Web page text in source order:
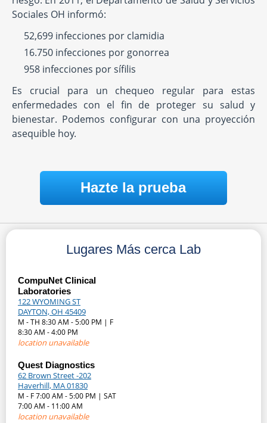
Sociales OH informó:
52,699 infecciones por clamidia
16.750 infecciones por gonorrea
958 infecciones por sífilis
Es crucial para un chequeo regular para estas
enfermedades con el fin de proteger su salud y
bienestar. Podemos configurar con una proyección
asequible hoy.
Hazte la prueba
Lugares Más cerca Lab
CompuNet Clinical
Laboratories
122 WYOMING ST
DAYTON, OH 45409
M - TH 8:30 AM - 5:00 PM | F
8:30 AM - 4:00 PM
location unavailable
Quest Diagnostics
62 Brown Street -202
Haverhill, MA 01830
M - F 7:00 AM - 5:00 PM | SAT
7:00 AM - 11:00 AM
location unavailable